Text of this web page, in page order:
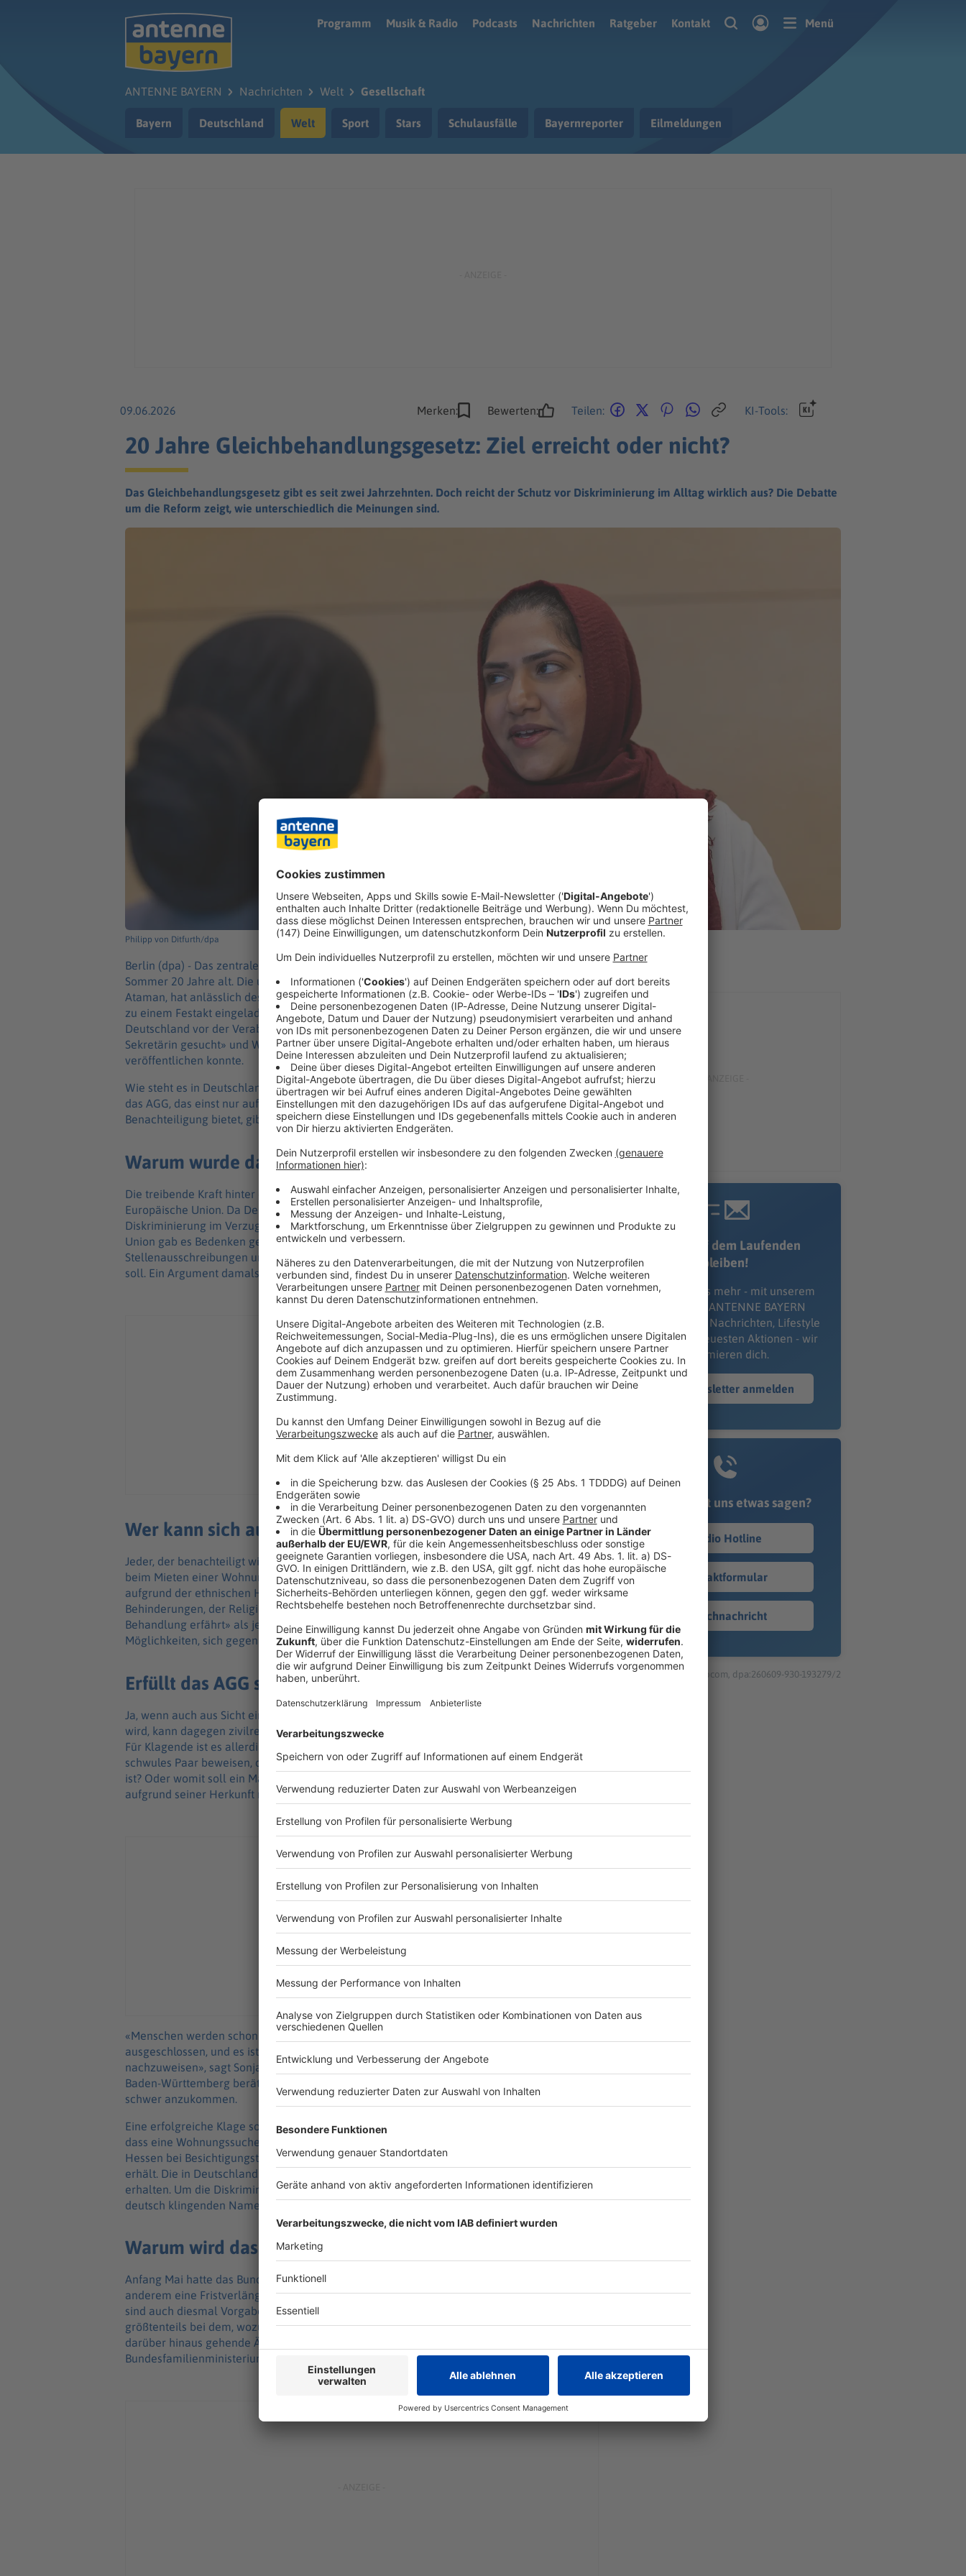
Programm
Musik & Radio Podcasts Nachrichten Ratgeber Kontakt Menü
ANTENNE BAYERN Nachrichten Welt Gesellschaft
Bayern Deutschland Welt Sport Stars Schulausfälle Bayernreporter Eilmeldungen
09.06.2026 Merken: Bewerten: Teilen: KI-Tools:
20 Jahre Gleichbehandlungsgesetz: Ziel erreicht oder nicht?
Das Gleichbehandlungsgesetz gibt es seit zwei Jahrzehnten. Doch reicht der Schutz vor Diskriminierung im Alltag wirklich aus? Die Debatte
um die Reform zeigt, wie unterschiedlich die Meinungen sind.
Philipp von Ditfurth/dpa
Berlin (dpa) - Das zentrale deutsche Bundesgesetz gegen Diskriminierung wird diesen
Sommer 20 Jahre alt. Die unabhängige Bundesbeauftragte für Antidiskriminierung, Ferda
Ataman, hat anlässlich des Jubiläums des Allgemeinen Gleichbehandlungsgesetzes (AGG)
zu einem Festakt eingeladen. In ihrer Begrüßungsrede erinnert sie daran, dass man in
Deutschland vor der Verabschiedung des AGG Stellenangebote wie «junge, schlanke
Sekretärin gesucht» und Wohnungsanzeigen wie «Wohnung zu vermieten, nur an Deutsche»
veröffentlichen konnte.
Wie steht es in Deutschland im Jahr 2026 tatsächlich um die Gleichbehandlung? Dazu, ob
das AGG, das einst nur auf Druck aus Brüssel geschaffen wurde, heute effektiven Schutz vor
Benachteiligung bietet, gibt es geteilte Auffassungen.
Warum wurde das Gesetz damals beschlossen?
Die treibende Kraft hinter dem AGG, das am 18. August 2006 in Kraft trat, war die
Europäische Union. Da Deutschland mit der Umsetzung von EU-Richtlinien zum Schutz vor
Diskriminierung im Verzug war, drohten hohe Bußgelder. Vor allem aus den Reihen der
Union gab es Bedenken gegen das Gesetz, das unter anderem diskriminierende
Stellenausschreibungen und Benachteiligung bei der Vermietung von Wohnraum verhindern
soll. Ein Argument damals: Es drohe ein Eingriff in die Vertragsfreiheit.
Wer kann sich auf das Gesetz berufen?
Jeder, der benachteiligt wird - etwa in der Arbeitswelt oder beim Kauf beziehungsweise
beim Mieten einer Wohnung. Eine Benachteiligung gemäß AGG liegt vor, wenn ein Mensch
aufgrund der ethnischen Herkunft, des Alters, des Geschlechts, aufgrund von
Behinderungen, der Religion oder seiner sexuellen Identität eine «weniger günstige
Behandlung erfährt» als jemand anderes in einer vergleichbaren Situation. Auch
Möglichkeiten, sich gegen sexuelle Belästigung zur Wehr zu setzen, umfasst das Gesetz.
Erfüllt das AGG seinen Zweck?
Ja, wenn auch aus Sicht einiger Fachleute nicht in ausreichendem Maße. Wer diskriminiert
wird, kann dagegen zivilrechtlich vorgehen und erhält gegebenenfalls eine Entschädigung.
Für Klagende ist es allerdings oft schwer, den Nachweis zu führen. Wie will etwa ein
schwules Paar beweisen, dass der Grund für die Absage des Vermieters ihre Homosexualität
ist? Oder womit soll ein Mann mit türkischem Pass belegen, dass ihn der Personalchef
aufgrund seiner Herkunft nicht zum Bewerbungsgespräch eingeladen hat?
«Menschen werden schon allein aufgrund ihres Nachnamens von Mietverhältnissen
ausgeschlossen, und es ist nur schwer sichtbar zu machen und somit Ungleichbehandlung
nachzuweisen», sagt Sonja Kosche vom Verein Pro Sinti und Roma, die Betroffene aus
Baden-Württemberg berät. Auch gegen das Vorurteil, Sinti und Roma seien «schulfern», sei
schwer anzukommen.
Eine erfolgreiche Klage sorgte im Januar für Schlagzeilen. Der Bundesgerichtshof entschied,
dass eine Wohnungssuchende, die wegen ihres pakistanischen Namens von einem Makler in
Hessen bei Besichtigungsterminen diskriminiert wurde, eine Entschädigung von 3.000 Euro
erhält. Die in Deutschland geborene Frau hatte zunächst keinen Besichtigungstermin
erhalten. Um die Diskriminierung zu belegen, hat sie den Makler unter Nennung eines
deutsch klingenden Namens erneut kontaktiert und dann Termine erhalten.
Warum wird das AGG jetzt reformiert?
Anfang Mai hatte das Bundeskabinett eine AGG-Reform auf den Weg gebracht, die unter
anderem eine Fristverlängerung vorsieht. Hintergrund der eher geringfügigen Änderungen
sind auch diesmal Vorgaben der Europäischen Union. Man wolle es bei der Reform
größtenteils bei dem, wozu man nach europäischem Recht verpflichtet sei, belassen und
darüber hinaus gehende Änderungen vermeiden, sagt ein Sprecher des
Bundesfamilienministeriums.
Immer auf dem Laufenden
bleiben!
Verpass' nichts mehr - mit unserem
kostenlosen ANTENNE BAYERN
Newsletter. Ob Nachrichten, Lifestyle
oder unsere neuesten Aktionen - wir
informieren dich.
Zum Newsletter anmelden
Du möchtest uns etwas sagen?
Studio Hotline
Kontaktformular
Sprachnachricht
© dpa-infocom, dpa:260609-930-193279/2